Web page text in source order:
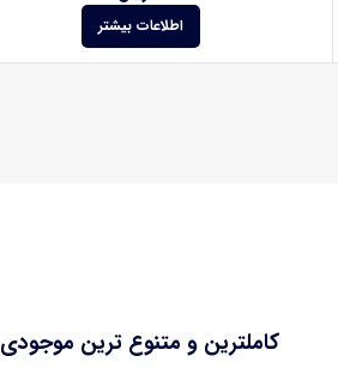
اطلاعات بیشتر
کاملترین و متنوع ترین موجودی